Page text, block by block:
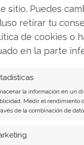
sitio. Puedes
retirar tu
de cookies o
en la parte
la información en un
Medir el rendimiento
de la combinación de
amenazas a
instalar?
de seguridad
En ellos se
de virusque
provenir tanto